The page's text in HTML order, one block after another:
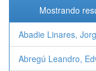
Mostrando
Abadie Linares,
Abregú Leandro,